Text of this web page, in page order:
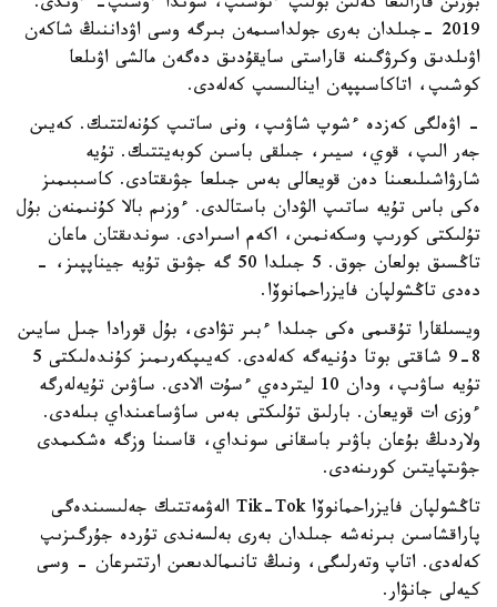
2019 -جىلدان بەرى جولداسىمەن بىرگە وسى اۋداننىڭ شاكەن
اۋىلدىق وكرۋگىنە قاراستى سايقۇدىق دەگەن مالشى اۋىلعا
كوشىپ، اتاكاسىپپەن اينالىسىپ كەلەدى.
- اۋەلگى كەزدە ءشوپ شاۋىپ، ونى ساتىپ كۇنەلتتىك. كەيىن
جەر الىپ، قوي، سيىر، جىلقى باسىن كوبەيتتىك. تۇيە
شارۋاشىلىعىنا دەن قويعالى بەس جىلعا جۋىقتادى. كاسىبىمىز
ەكى باس تۇيە ساتىپ الۋدان باستالدى. ءوزىم بالا كۇنىمنەن بۇل
تۇلىكتى كورىپ وسكەنمىن، اكەم اسىرادى. سوندىقتان ماعان
تاڭسىق بولعان جوق. 5 جىلدا 50 گە جۋىق تۇيە جيناپپىز، -
دەدى تاڭشولپان فايزراحمانوۆا.
ويسىلقارا تۇقىمى ەكى جىلدا ءبىر تۋادى، بۇل قورادا جىل سايىن
8-9 شاقتى بوتا دۇنيەگە كەلەدى. كەيىپكەرىمىز كۇندەلىكتى 5
تۇيە ساۋىپ، ودان 10 ليتردەي ءسۇت الادى. ساۋىن تۇيەلەرگە
ءوزى ات قويعان. بارلىق تۇلىكتى بەس ساۋساعىنداي بىلەدى.
ولاردىڭ بۇعان باۋىر باسقانى سونداي، قاسىنا وزگە ەشكىمدى
جۋىتپايتىن كورىنەدى.
تاڭشولپان فايزراحمانوۆا Tik-Tok الەۋمەتتىك جەلىسىندەگى
پاراقشاسىن بىرنەشە جىلدان بەرى بەلسەندى تۇردە جۇرگىزىپ
كەلەدى. اتاپ وتەرلىگى، ونىڭ تانىمالدىعىن ارتتىرعان - وسى
كيەلى جانۋار.